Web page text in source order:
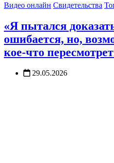
Видео онлайн Свидетельства
«Я пытался
ошибается, но,
кое-что
29.05.2026